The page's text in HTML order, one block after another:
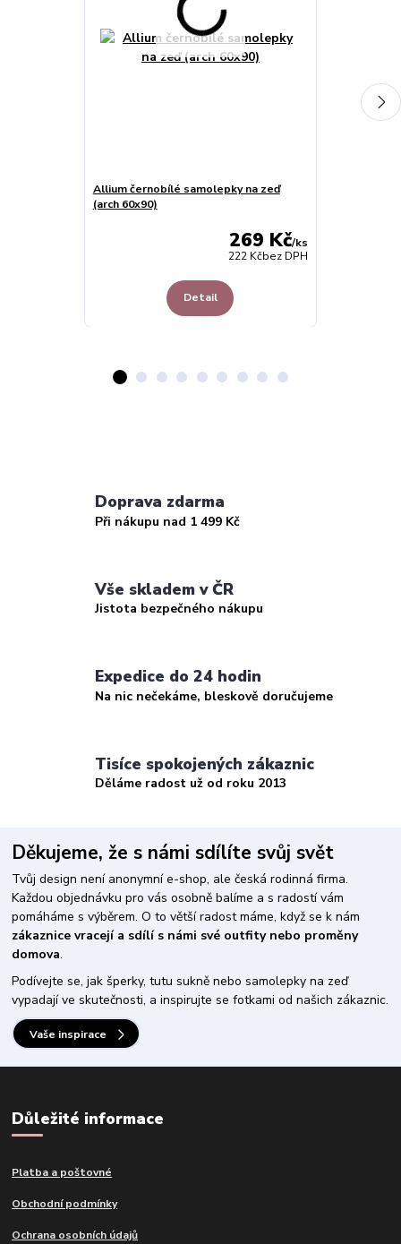
Allium černobílé samolepky na zeď
(arch 60x90)
269 Kč/ks
222 Kčbez DPH
Detail
Doprava zdarma
Při nákupu nad 1 499 Kč
Vše skladem v ČR
Jistota bezpečného nákupu
Expedice do 24 hodin
Na nic nečekáme, bleskově doručujeme
Tisíce spokojených zákaznic
Děláme radost už od roku 2013
Děkujeme, že s námi sdílíte svůj svět
Tvůj design není anonymní e-shop, ale česká rodinná firma.
Každou objednávku pro vás osobně balíme a s radostí vám
pomáháme s výběrem. O to větší radost máme, když se k nám
zákaznice vracejí a sdílí s námi své outfity nebo proměny
domova.
Podívejte se, jak šperky, tutu sukně nebo samolepky na zeď
vypadají ve skutečnosti, a inspirujte se fotkami od našich zákaznic.
Vaše inspirace
Důležité informace
Platba a poštovné
Obchodní podmínky
Ochrana osobních údajů